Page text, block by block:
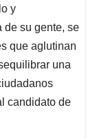
y
de su gente, se
que aglutinan
una
candidato de